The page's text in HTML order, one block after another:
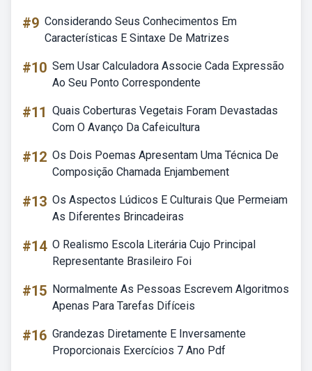
#9 Considerando Seus Conhecimentos Em
Características E Sintaxe De Matrizes
#10 Sem Usar Calculadora Associe Cada Expressão
Ao Seu Ponto Correspondente
#11 Quais Coberturas Vegetais Foram Devastadas
Com O Avanço Da Cafeicultura
#12 Os Dois Poemas Apresentam Uma Técnica De
Composição Chamada Enjambement
#13 Os Aspectos Lúdicos E Culturais Que Permeiam
As Diferentes Brincadeiras
#14 O Realismo Escola Literária Cujo Principal
Representante Brasileiro Foi
#15 Normalmente As Pessoas Escrevem Algoritmos
Apenas Para Tarefas Difíceis
#16 Grandezas Diretamente E Inversamente
Proporcionais Exercícios 7 Ano Pdf